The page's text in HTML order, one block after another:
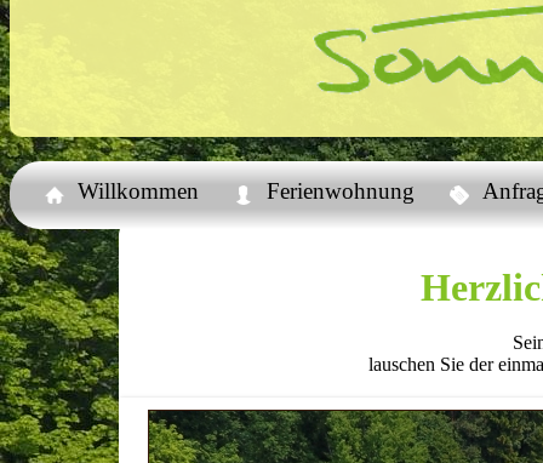
Willkommen Ferienwohnung
lauschen Sie der